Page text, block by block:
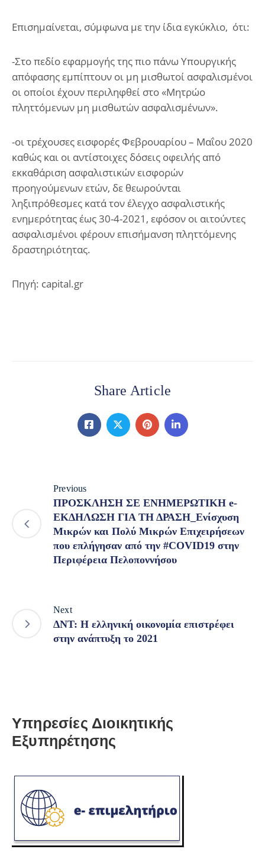
Επισημαίνεται, σύμφωνα με την ίδια εγκύκλιο, ότι:
-Στο πεδίο εφαρμογής της πιο πάνω Υπουργικής
απόφασης εμπίπτουν οι μη μισθωτοί ασφαλισμένοι
οι οποίοι έχουν περιληφθεί στο «Μητρώο
πληττόμενων μη μισθωτών ασφαλισμένων».
-οι τρέχουσες εισφορές Φεβρουαρίου – Μαΐου 2020
καθώς και οι αντίστοιχες δόσεις οφειλής από
εκκαθάριση ασφαλιστικών εισφορών
προηγούμενων ετών, δε θεωρούνται
ληξιπρόθεσμες κατά τον έλεγχο ασφαλιστικής
ενημερότητας έως 30-4-2021, εφόσον οι αιτούντες
ασφαλισμένοι φέρουν επισήμανση πληττόμενης
δραστηριότητας.
Πηγή: capital.gr
Share Article
Previous
ΠΡΟΣΚΛΗΣΗ ΣΕ ΕΝΗΜΕΡΩΤΙΚΗ e-
ΕΚΔΗΛΩΣΗ ΓΙΑ ΤΗ ΔΡΑΣΗ_Ενίσχυση
Μικρών και Πολύ Μικρών Επιχειρήσεων
που επλήγησαν από την #COVID19 στην
Περιφέρεια Πελοποννήσου
Next
ΔΝΤ: Η ελληνική οικονομία επιστρέφει
στην ανάπτυξη το 2021
Υπηρεσίες Διοικητικής
Εξυπηρέτησης